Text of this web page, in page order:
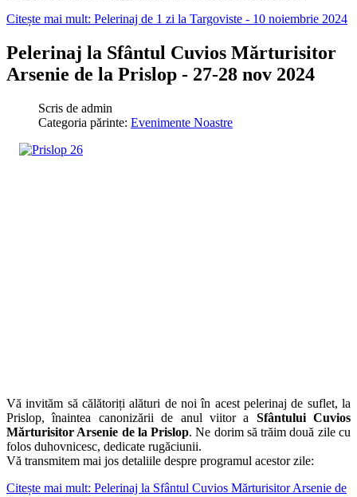
Citește mai mult: Pelerinaj de 1 zi la Targoviste - 10 noiembrie 2024
Pelerinaj la Sfântul Cuvios Mărturisitor
Arsenie de la Prislop - 27-28 nov 2024
Scris de admin
Categoria părinte: Evenimente Noastre
Vă invităm să călătoriți alături de noi în acest pelerinaj de suflet, la
Prislop, înaintea canonizării de anul viitor a Sfântului Cuvios
Mărturisitor Arsenie de la Prislop. Ne dorim să trăim două zile cu
folos duhovnicesc, dedicate rugăciunii.
Vă transmitem mai jos detaliile despre programul acestor zile:
Citește mai mult: Pelerinaj la Sfântul Cuvios Mărturisitor Arsenie de